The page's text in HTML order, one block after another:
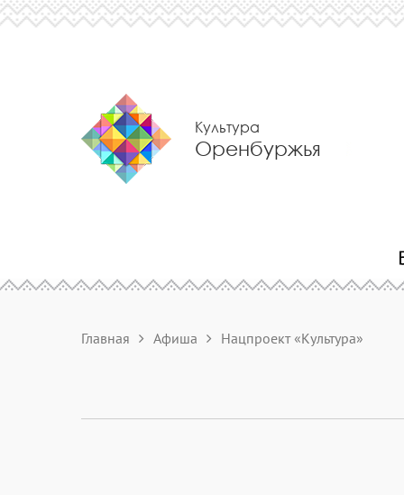
Культура
Оренбуржья
Главная Афиша Нацпроект «Культура»